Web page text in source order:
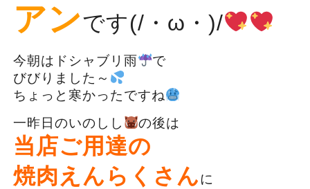
アンです(/・ω・)/
今朝はドシャブリ雨
で
びびりました～
ちょっと寒かったですね
一昨日のいのしし
の後は
当店ご用達の
焼肉えんらくさんに